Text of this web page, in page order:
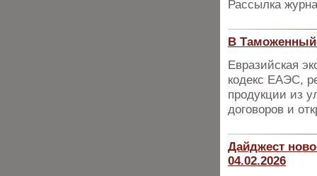
Рассылка
В Таможенный
Евразийская
кодекс ЕАЭС,
продукции из
договоров и
Дайджест
04.02.2026